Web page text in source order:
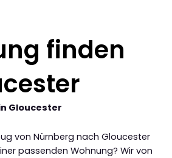
finden
Gloucester
von Nürnberg nach Gloucester
passenden Wohnung? Wir von